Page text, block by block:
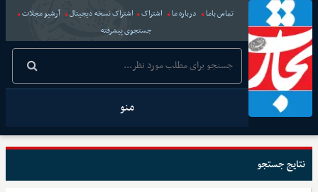
تماس باما درباره ما اشتراک اشتراک نسخه دیجیتال
آرشیو مجلات
جستجوی پیشرفته
منو
نتایج جستجو